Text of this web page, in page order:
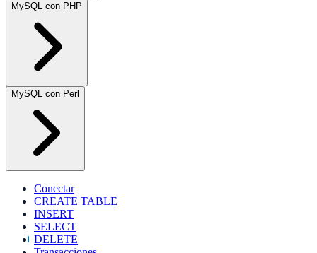
MySQL con PHP
MySQL con Perl
Conectar
CREATE TABLE
INSERT
SELECT
DELETE